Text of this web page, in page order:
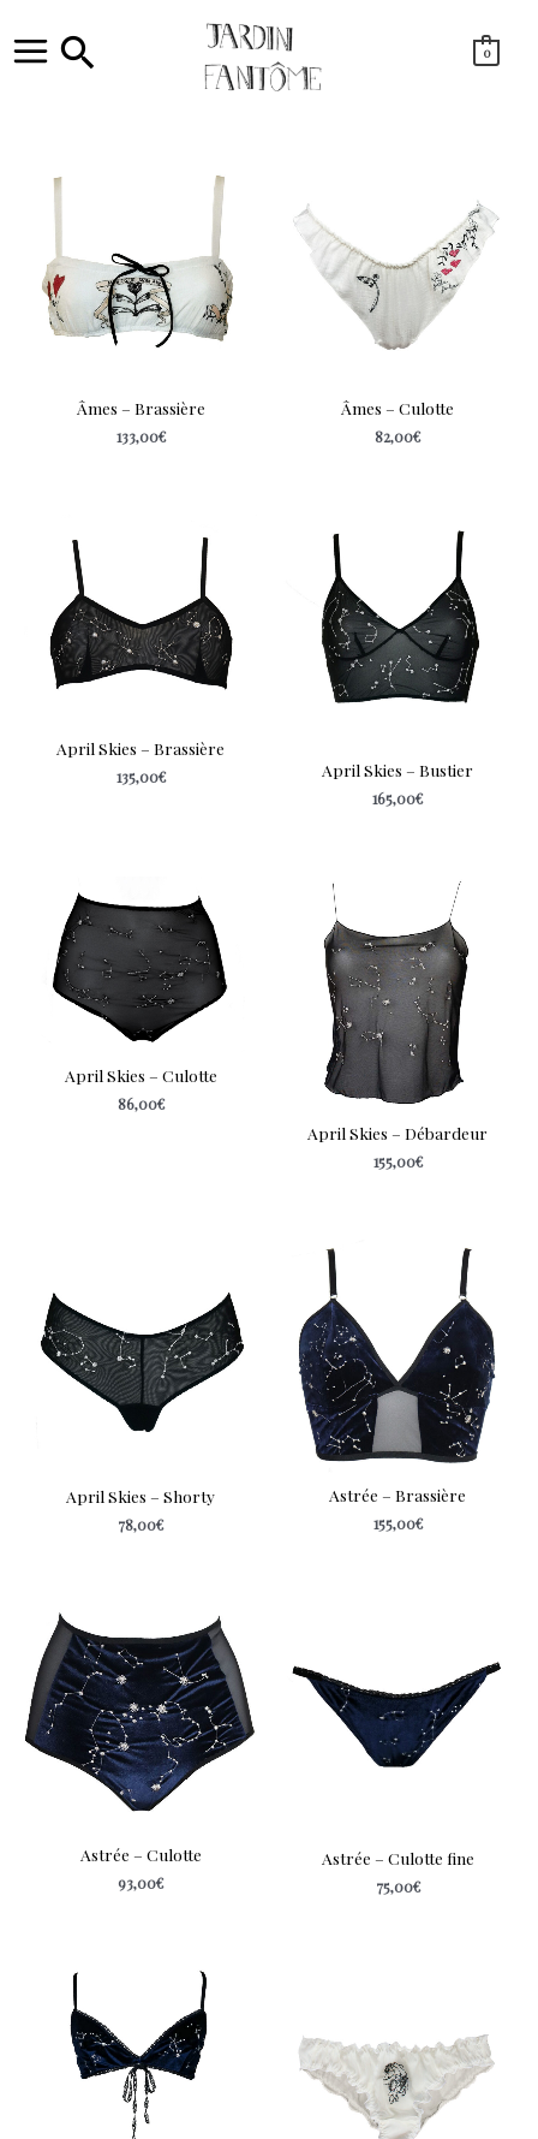
contenu
Main Rechercher 0
Âmes – Brassière
133,00€
Âmes – Culotte
82,00€
April Skies – Brassière
135,00€ April Skies – Bustier
165,00€
April Skies – Culotte
86,00€
April Skies – Débardeur
155,00€
April Skies – Shorty
78,00€
Astrée – Brassière
155,00€
Astrée – Culotte
93,00€
Astrée – Culotte fine
75,00€